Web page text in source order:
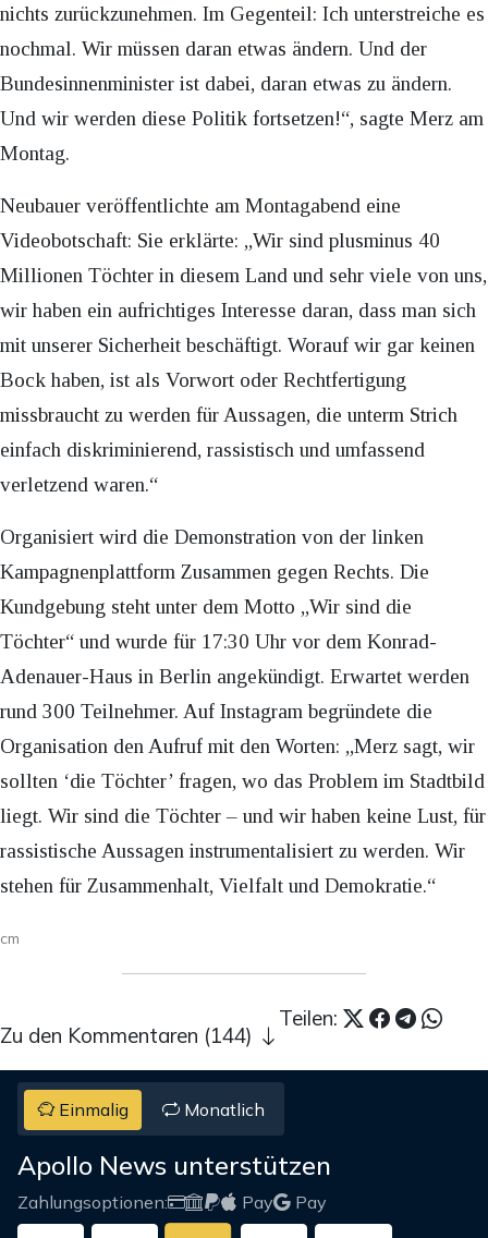
nichts zurückzunehmen. Im Gegenteil: Ich unterstreiche es
nochmal. Wir müssen daran etwas ändern. Und der
Bundesinnenminister ist dabei, daran etwas zu ändern.
Und wir werden diese Politik fortsetzen!“, sagte Merz am
Montag.
Neubauer veröffentlichte am Montagabend eine
Videobotschaft: Sie erklärte: „Wir sind plusminus 40
Millionen Töchter in diesem Land und sehr viele von uns,
wir haben ein aufrichtiges Interesse daran, dass man sich
mit unserer Sicherheit beschäftigt. Worauf wir gar keinen
Bock haben, ist als Vorwort oder Rechtfertigung
missbraucht zu werden für Aussagen, die unterm Strich
einfach diskriminierend, rassistisch und umfassend
verletzend waren.“
Organisiert wird die Demonstration von der linken
Kampagnenplattform Zusammen gegen Rechts. Die
Kundgebung steht unter dem Motto „Wir sind die
Töchter“ und wurde für 17:30 Uhr vor dem Konrad-
Adenauer-Haus in Berlin angekündigt. Erwartet werden
rund 300 Teilnehmer. Auf Instagram begründete die
Organisation den Aufruf mit den Worten: „Merz sagt, wir
sollten ‘die Töchter’ fragen, wo das Problem im Stadtbild
liegt. Wir sind die Töchter – und wir haben keine Lust, für
rassistische Aussagen instrumentalisiert zu werden. Wir
stehen für Zusammenhalt, Vielfalt und Demokratie.“
cm
Teilen:
Zu den Kommentaren (144)
Einmalig Monatlich
Apollo News unterstützen
Zahlungsoptionen: Pay
Pay